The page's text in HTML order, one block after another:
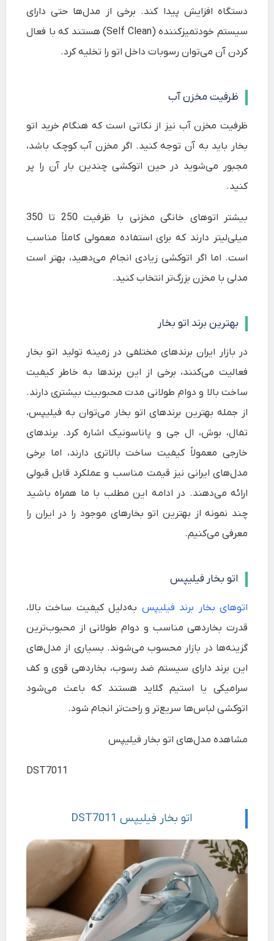
دستگاه افزایش پیدا کند. برخی از مدل‌ها حتی دارای
سیستم خودتمیزکننده (Self Clean) هستند که با فعال
کردن آن می‌توان رسوبات داخل اتو را تخلیه کرد.
ظرفیت مخزن آب
ظرفیت مخزن آب نیز از نکاتی است که هنگام خرید اتو
بخار باید به آن توجه کنید. اگر مخزن آب کوچک باشد،
مجبور می‌شوید در حین اتوکشی چندین بار آن را پر
کنید.
بیشتر اتوهای خانگی مخزنی با ظرفیت 250 تا 350
میلی‌لیتر دارند که برای استفاده معمولی کاملاً مناسب
است. اما اگر اتوکشی زیادی انجام می‌دهید، بهتر است
مدلی با مخزن بزرگ‌تر انتخاب کنید.
بهترین برند اتو بخار
در بازار ایران برندهای مختلفی در زمینه تولید اتو بخار
فعالیت می‌کنند، برخی از این برندها به خاطر کیفیت
ساخت بالا و دوام طولانی مدت محبوبیت بیشتری دارند.
از جمله بهترین برندهای اتو بخار می‌توان به فیلیپس،
تفال، بوش، ال جی و پاناسونیکاشاره کرد. برندهای
خارجی معمولاً کیفیت ساخت بالاتری دارند، اما برخی
مدل‌های ایرانی نیز قیمت مناسب و عملکرد قابل قبولی
ارائه می‌دهند. در ادامه این مطلب با ما همراه باشید
چند نمونه از بهترین اتو بخارهای موجود را در ایران را
معرفی می‌کنیم.
اتو بخار فیلیپس
اتوهای بخار برند فیلیپس به‌دلیل کیفیت ساخت بالا،
قدرت بخاردهی مناسب و دوام طولانی از محبوب‌ترین
گزینه‌ها در بازار محسوب می‌شوند. بسیاری از مدل‌های
این برند دارای سیستم ضد رسوب، بخاردهی قوی و کف
سرامیکی یا استیم گلاید هستند که باعث می‌شود
اتوکشی لباس‌ها سریع‌تر و راحت‌تر انجام شود.
مشاهده مدل‌های اتو بخار فیلیپس
DST7011
اتو بخار فیلیپس DST7011